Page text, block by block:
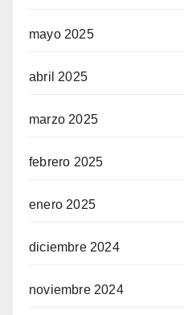
mayo 2025
abril 2025
marzo 2025
febrero 2025
enero 2025
diciembre 2024
noviembre 2024